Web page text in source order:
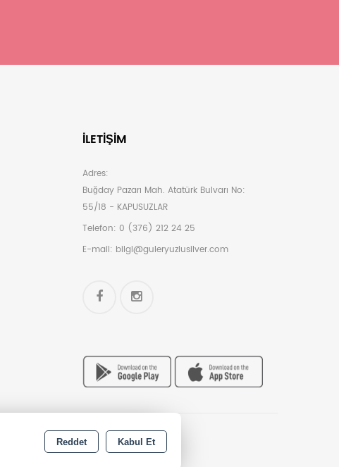
İLETIŞIM
Adres:
Buğday Pazarı Mah. Atatürk Bulvarı No:
55/18 - KAPUSUZLAR
Telefon: 0 (376) 212 24 25
E-mail: bilgi@guleryuzlusilver.com
Reddet Kabul Et